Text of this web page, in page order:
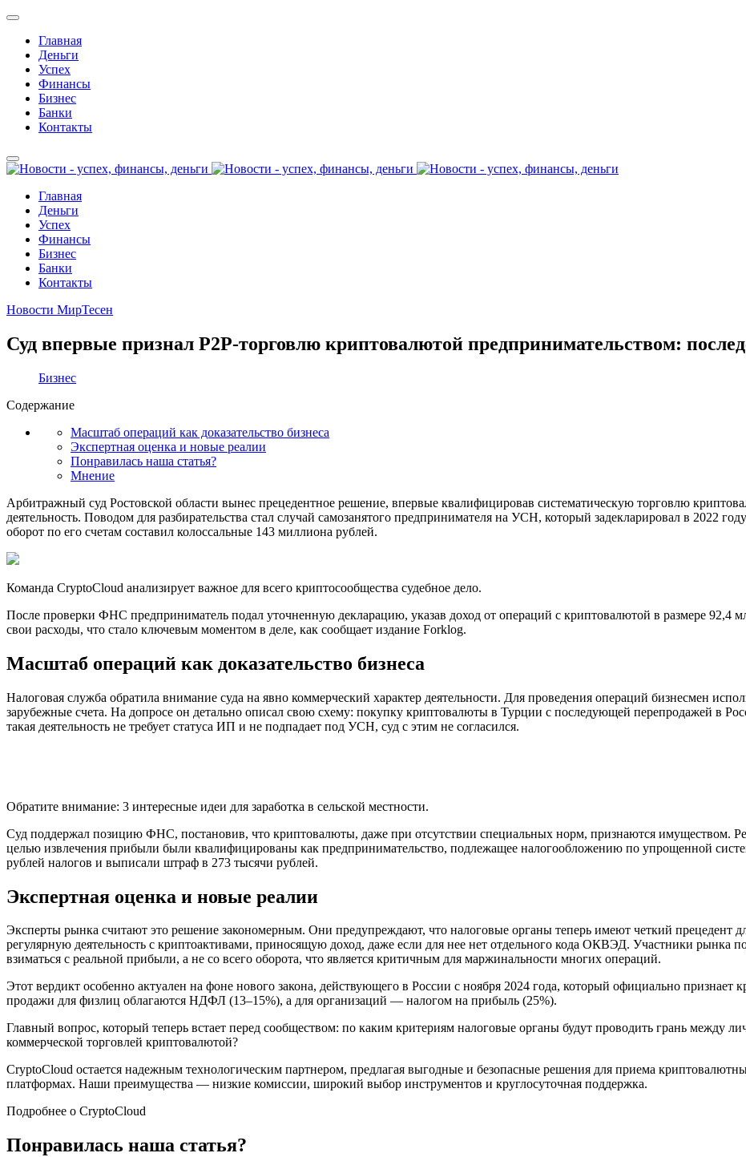
Главная
Деньги
Успех
Финансы
Бизнес
Банки
Контакты
Главная
Деньги
Успех
Финансы
Бизнес
Банки
Контакты
Новости МирТесен
Суд впервые признал P2P-торговлю криптовалютой предпринимательством:
Бизнес
Содержание
Масштаб операций как доказательство бизнеса
Экспертная оценка и новые реалии
Понравилась наша статья?
Мнение
Арбитражный суд Ростовской области вынес прецедентное решение, впервые квалифицировав систематическую торговлю
деятельность. Поводом для разбирательства стал случай самозанятого предпринимателя на УСН, который задекларировал в 2022
оборот по его счетам составил колоссальные 143 миллиона рублей.
Команда CryptoCloud анализирует важное для всего криптосообщества судебное дело.
После проверки ФНС предприниматель подал уточненную декларацию, указав доход от операций с криптовалютой в размере 92,4
свои расходы, что стало ключевым моментом в деле, как сообщает издание Forklog.
Масштаб операций как доказательство бизнеса
Налоговая служба обратила внимание суда на явно коммерческий характер деятельности. Для проведения операций бизнесмен
зарубежные счета. На допросе он детально описал свою схему: покупку криптовалюты в Турции с последующей перепродажей в
такая деятельность не требует статуса ИП и не подпадает под УСН, суд с этим не согласился.
Обратите внимание: 3 интересные идеи для заработка в сельской местности.
Суд поддержал позицию ФНС, постановив, что криптовалюты, даже при отсутствии специальных норм, признаются имуществом.
целью извлечения прибыли были квалифицированы как предпринимательство, подлежащее налогообложению по упрощенной
рублей налогов и выписали штраф в 273 тысячи рублей.
Экспертная оценка и новые реалии
Эксперты рынка считают это решение закономерным. Они предупреждают, что налоговые органы теперь имеют четкий прецедент
регулярную деятельность с криптоактивами, приносящую доход, даже если для нее нет отдельного кода ОКВЭД. Участники рынка
взиматься с реальной прибыли, а не со всего оборота, что является критичным для маржинальности многих операций.
Этот вердикт особенно актуален на фоне нового закона, действующего в России с ноября 2024 года, который официально
продажи для физлиц облагаются НДФЛ (13–15%), а для организаций — налогом на прибыль (25%).
Главный вопрос, который теперь встает перед сообществом: по каким критериям налоговые органы будут проводить грань между
коммерческой торговлей криптовалютой?
CryptoCloud остается надежным технологическим партнером, предлагая выгодные и безопасные решения для приема
платформах. Наши преимущества — низкие комиссии, широкий выбор инструментов и круглосуточная поддержка.
Подробнее о CryptoCloud
Понравилась наша статья?